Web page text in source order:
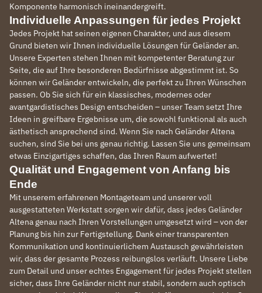
Komponente harmonisch ineinandergreift.
Individuelle Anpassungen für jedes Projekt
Jedes Projekt hat seinen eigenen Charakter, und aus diesem
Grund bieten wir Ihnen individuelle Lösungen für Geländer an.
Unsere Experten stehen Ihnen mit kompetenter Beratung zur
Seite, die auf Ihre besonderen Bedürfnisse abgestimmt ist. So
können wir Geländer entwickeln, die perfekt zu Ihren Wünschen
passen. Ob Sie sich für ein klassisches, modernes oder
avantgardistisches Design entscheiden – unser Team setzt Ihre
Ideen in greifbare Ergebnisse um, die sowohl funktional als auch
ästhetisch ansprechend sind. Wenn Sie nach Geländer Altena
suchen, sind Sie bei uns genau richtig. Lassen Sie uns gemeinsam
etwas Einzigartiges schaffen, das Ihren Raum aufwertet!
Qualität und Engagement von Anfang bis
Ende
Mit unserem erfahrenen Montageteam und unserer voll
ausgestatteten Werkstatt sorgen wir dafür, dass jedes Geländer
Altena genau nach Ihren Vorstellungen umgesetzt wird – von der
Planung bis hin zur Fertigstellung. Dank einer transparenten
Kommunikation und kontinuierlichem Austausch gewährleisten
wir, dass der gesamte Prozess reibungslos verläuft. Unsere Liebe
zum Detail und unser echtes Engagement für jedes Projekt stellen
sicher, dass Ihre Geländer nicht nur stabil, sondern auch optisch